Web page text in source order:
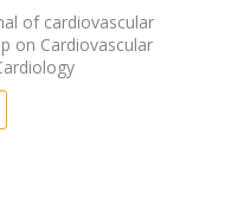
of cardiovascular
on Cardiovascular